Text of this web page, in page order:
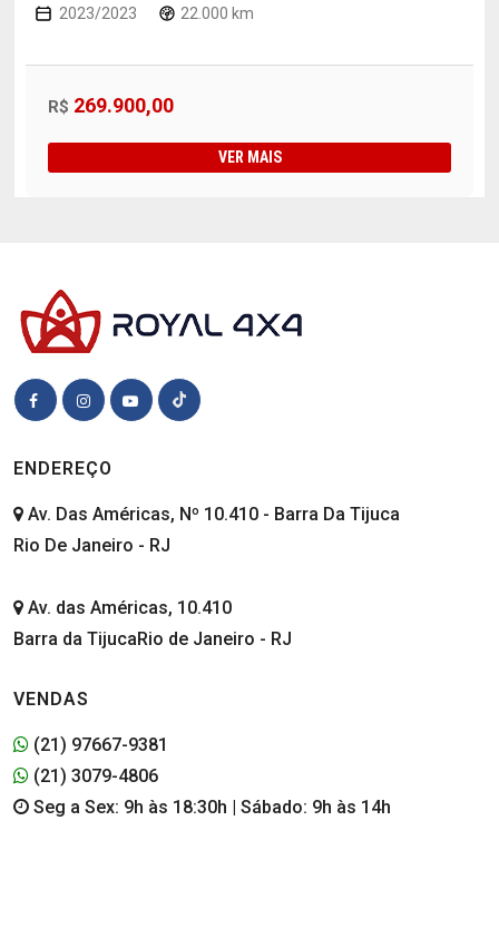
2023/2023 22.000 km
R$ 269.900,00
VER MAIS
ENDEREÇO
Av. Das Américas, Nº 10.410 - Barra Da Tijuca
Rio De Janeiro - RJ
Av. das Américas, 10.410
Barra da TijucaRio de Janeiro - RJ
VENDAS
(21) 97667-9381
(21) 3079-4806
Seg a Sex: 9h às 18:30h | Sábado: 9h às 14h